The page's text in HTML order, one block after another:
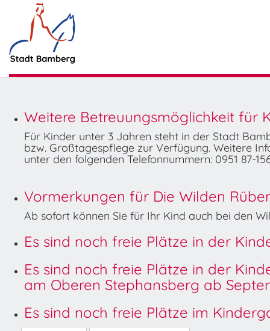
Weitere Betreuungsmöglichkeit für
Für Kinder unter 3 Jahren steht in der Stadt
bzw. Großtagespflege zur Verfügung. Weitere
unter den folgenden Telefonnummern: 0951 87-
Vormerkungen für Die Wilden
Ab sofort können Sie für Ihr Kind auch bei den
Es sind noch freie Plätze in der
Es sind noch freie Plätze in der
am Oberen Stephansberg ab
Es sind noch freie Plätze im